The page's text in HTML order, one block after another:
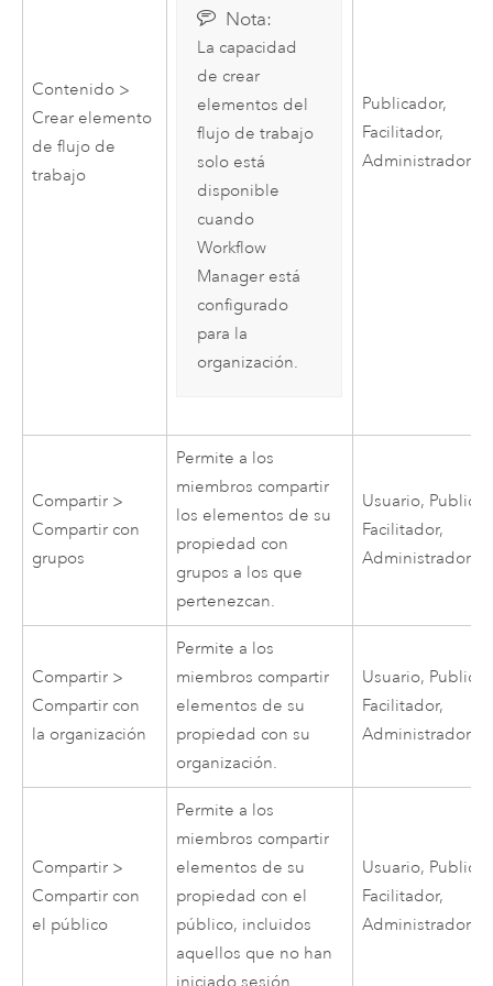
Contenido >
Crear elemento
de flujo de
trabajo
Nota:
La capacidad
de crear
elementos del
flujo de trabajo
solo está
disponible
cuando
Workflow
Managerestá
configurado
para la
organización.
Publicador,
Facilitador,
Administrador
Compartir >
Compartir con
grupos
Permite a los
miembros compartir
los elementos de su
propiedad con
grupos a los que
pertenezcan.
Usuario,
Facilitador,
Administrador
Compartir >
Compartir con
la organización
Permite a los
miembros compartir
elementos de su
propiedad con su
organización.
Usuario,
Facilitador,
Administrador
Compartir >
Compartir con
el público
Permite a los
miembros compartir
elementos de su
propiedad con el
público, incluidos
aquellos que no han
Usuario,
Facilitador,
Administrador